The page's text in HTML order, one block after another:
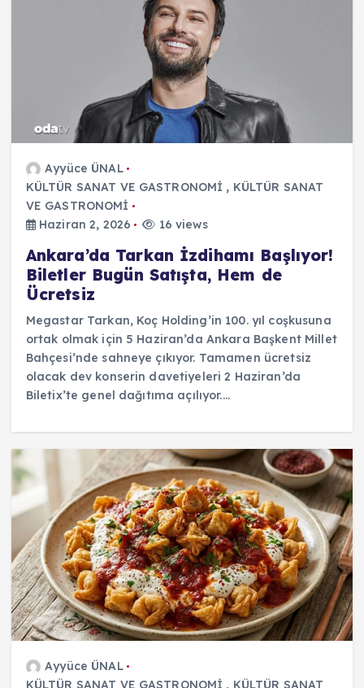
Ayyüce ÜNAL
KÜLTÜR SANAT VE GASTRONOMİ , KÜLTÜR SANAT
VE GASTRONOMİ
Haziran 2, 2026
16 views
Ankara’da Tarkan İzdihamı Başlıyor!
Biletler Bugün Satışta, Hem de
Ücretsiz
Megastar Tarkan, Koç Holding’in 100. yıl coşkusuna
ortak olmak için 5 Haziran’da Ankara Başkent Millet
Bahçesi’nde sahneye çıkıyor. Tamamen ücretsiz
olacak dev konserin davetiyeleri 2 Haziran’da
Biletix’te genel dağıtıma açılıyor.…
Ayyüce ÜNAL
KÜLTÜR SANAT VE GASTRONOMİ , KÜLTÜR SANAT